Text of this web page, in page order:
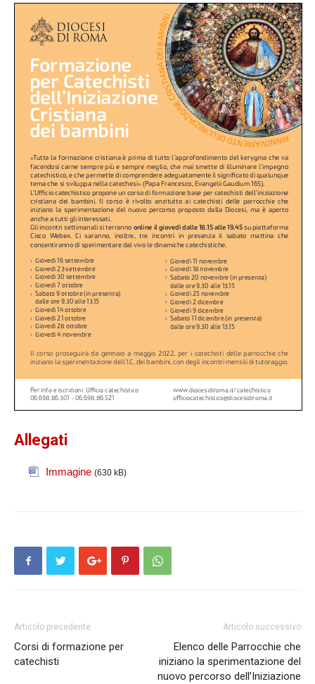
Allegati
Immagine (630 kB)
Articolo precedente
Corsi di formazione per
catechisti
Articolo successivo
Elenco delle Parrocchie che
iniziano la sperimentazione del
nuovo percorso dell’Iniziazione